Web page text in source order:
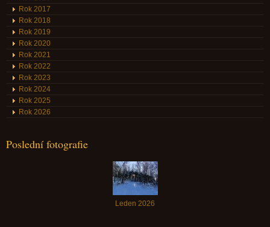
Rok 2017
Rok 2018
Rok 2019
Rok 2020
Rok 2021
Rok 2022
Rok 2023
Rok 2024
Rok 2025
Rok 2026
Poslední fotografie
Leden 2026